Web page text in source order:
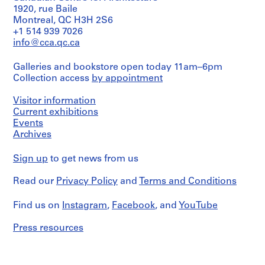
e
n
o
r
,
4
-
2
o
t
b
e
9
AP066.S5.D2
6
AP066.S5.D4
9
8
6
AP066.S5.D5
o
s
s
i
r
s
p
e
r
s
n
e
s
1
1920, rue Baile
Montreal, QC H3H 2S6
+1 514 939 7026
info@cca.qc.ca
Galleries and bookstore open today 11am–6pm
Collection access by appointment
Visitor information
Current exhibitions
Events
Archives
Sign up to get news from us
Read our Privacy Policy and Terms and Conditions
Find us on Instagram, Facebook, and YouTube
Press resources